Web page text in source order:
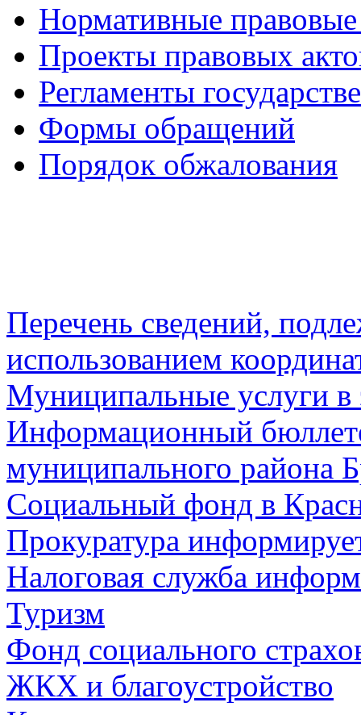
Нормативные
Проекты правовых
Регламенты
Формы обращений
Порядок обжалования
Перечень сведений,
использованием
Муниципальные услуги в
Информационный
муниципального района
Социальный фонд в
Прокуратура
Налоговая служба
Туризм
Фонд социального
ЖКХ и благоустройство